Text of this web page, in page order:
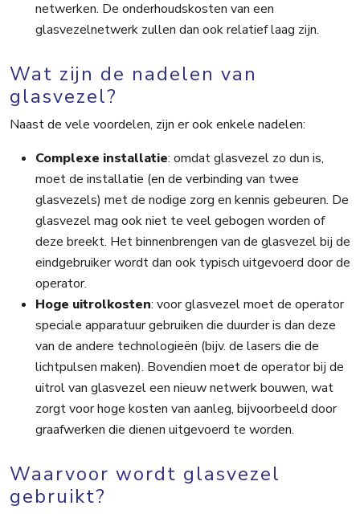
netwerken. De onderhoudskosten van een
glasvezelnetwerk zullen dan ook relatief laag zijn.
Wat zijn de nadelen van
glasvezel?
Naast de vele voordelen, zijn er ook enkele nadelen:
Complexe installatie: omdat glasvezel zo dun is,
moet de installatie (en de verbinding van twee
glasvezels) met de nodige zorg en kennis gebeuren. De
glasvezel mag ook niet te veel gebogen worden of
deze breekt. Het binnenbrengen van de glasvezel bij de
eindgebruiker wordt dan ook typisch uitgevoerd door de
operator.
Hoge uitrolkosten: voor glasvezel moet de operator
speciale apparatuur gebruiken die duurder is dan deze
van de andere technologieën (bijv. de lasers die de
lichtpulsen maken). Bovendien moet de operator bij de
uitrol van glasvezel een nieuw netwerk bouwen, wat
zorgt voor hoge kosten van aanleg, bijvoorbeeld door
graafwerken die dienen uitgevoerd te worden.
Waarvoor wordt glasvezel
gebruikt?